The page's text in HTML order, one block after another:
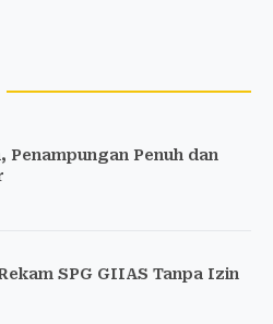
Penampungan Penuh dan
SPG GIIAS Tanpa Izin